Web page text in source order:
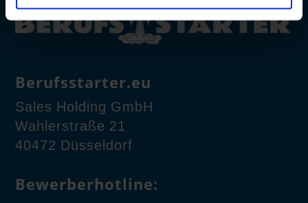
Berufsstarter.eu
Sales Holding GmbH
Wahlerstraße 21
40472 Düsseldorf
Bewerberhotline: